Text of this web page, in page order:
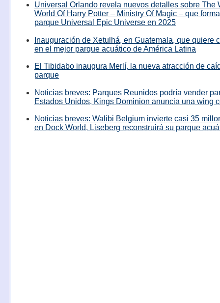
Universal Orlando revela nuevos detalles sobre The
World Of Harry Potter – Ministry Of Magic – que
parque Universal Epic Universe en 2025
Inauguración de Xetulhá, en Guatemala, que quiere
en el mejor parque acuático de América Latina
El Tibidabo inaugura Merlí, la nueva atracción de
parque
Noticias breves: Parques Reunidos podría vender
Estados Unidos, Kings Dominion anuncia una wing
Noticias breves: Walibi Belgium invierte casi 35
en Dock World, Liseberg reconstruirá su parque